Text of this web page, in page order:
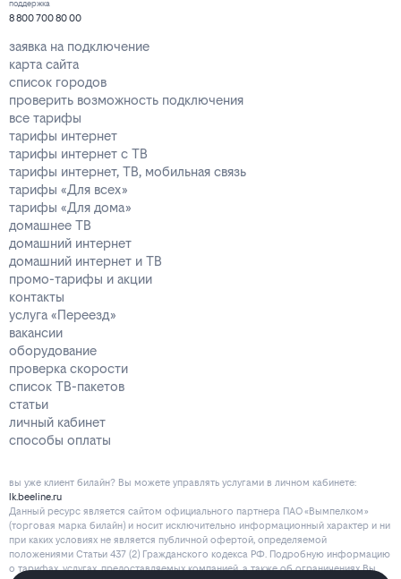
поддержка
8 800 700 80 00
заявка на подключение
карта сайта
список городов
проверить возможность подключения
все тарифы
тарифы интернет
тарифы интернет с ТВ
тарифы интернет, ТВ, мобильная связь
тарифы «Для всех»
тарифы «Для дома»
домашнее ТВ
домашний интернет
домашний интернет и ТВ
промо-тарифы и акции
контакты
услуга «Переезд»
вакансии
оборудование
проверка скорости
список ТВ-пакетов
статьи
личный кабинет
способы оплаты
вы уже клиент билайн? Вы можете управлять услугами в личнoм кaбинeтe:
lk.beeline.ru
Данный ресурс является сайтом официального партнера ПАО «Вымпелком»
(торговая марка билайн) и носит исключительно информационный характер и ни
при каких условиях не является публичной офертой, определяемой
положениями Статьи 437 (2) Гражданского кодекса РФ. Подробную информацию
о тарифах, услугах, предоставляемых компанией, а также об ограничениях Вы